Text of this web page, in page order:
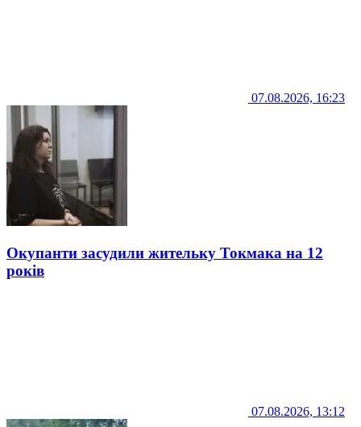
07.08.2026, 16:23
Окупанти засудили жительку Токмака на 12
років
07.08.2026, 13:12